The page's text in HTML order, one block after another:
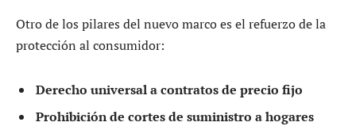
Otro de los pilares del nuevo marco es el refuerzo de la
protección al consumidor:
Derecho universal a contratos de precio fijo
Prohibición de cortes de suministro a hogares